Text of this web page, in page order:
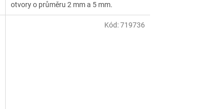
otvory o průměru 2 mm a 5 mm.
Kód:719736